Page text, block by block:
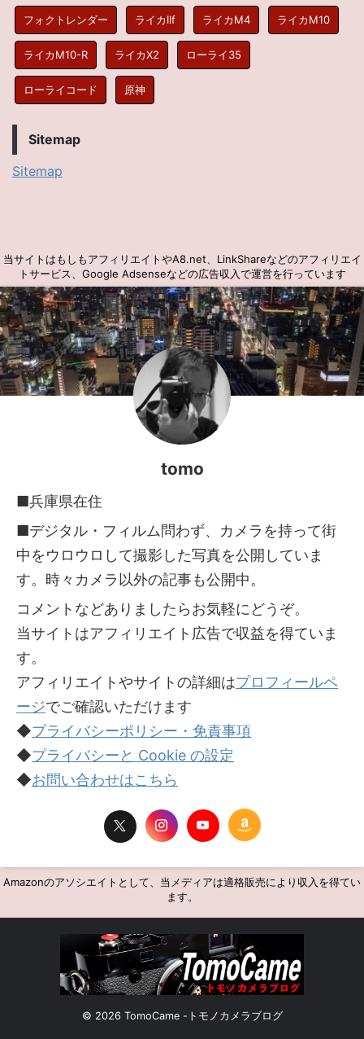
フォクトレンダー ライカIIf ライカM4 ライカM10
ライカM10-R ライカX2 ローライ35
ローライコード 原神
Sitemap
Sitemap
当サイトはもしもアフィリエイトやA8.net、LinkShareなどのアフィリエイ
トサービス、Google Adsenseなどの広告収入で運営を行っています
tomo
■兵庫県在住
■デジタル・フィルム問わず、カメラを持って街
中をウロウロして撮影した写真を公開していま
す。時々カメラ以外の記事も公開中。
コメントなどありましたらお気軽にどうぞ。
当サイトはアフィリエイト広告で収益を得ていま
す。
アフィリエイトやサイトの詳細はプロフィールペ
ージでご確認いただけます
◆プライバシーポリシー・免責事項
◆プライバシーと Cookie の設定
◆お問い合わせはこちら
Amazonのアソシエイトとして、当メディアは適格販売により収入を得てい
ます。
© 2026 TomoCame -トモノカメラブログ